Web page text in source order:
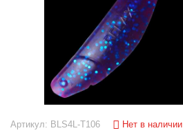
Артикул: BLS4L-T106 Нет в наличии